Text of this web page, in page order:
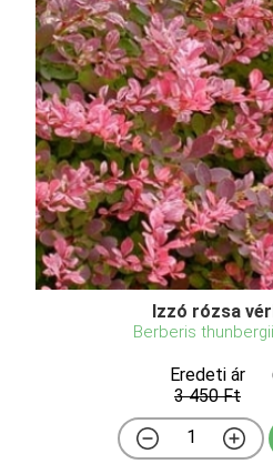
Izzó rózsa
Berberis
Eredeti ár
3 450 Ft